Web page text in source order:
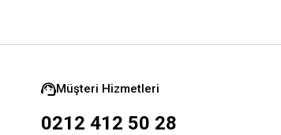
Müşteri Hizmetleri
0212 412 50 28